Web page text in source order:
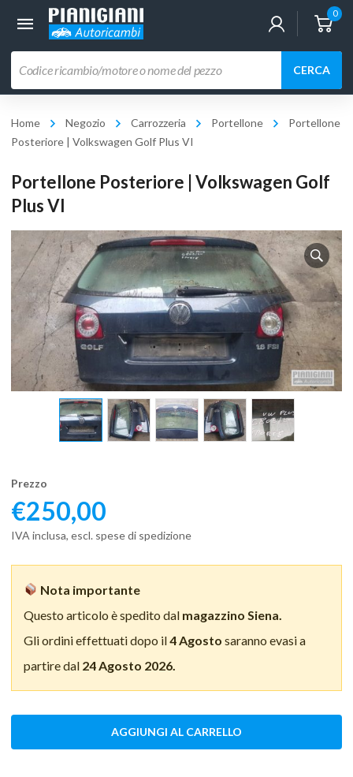
0
prodotti
CERCA
Home Negozio Carrozzeria Portellone
Portellone
Posteriore | Volkswagen Golf Plus VI
Portellone Posteriore | Volkswagen Golf
Plus VI
Prezzo
€250,00
IVA inclusa, escl. spese di spedizione
Nota importante
Questo articolo è spedito dal magazzino Siena.
Gli ordini effettuati dopo il4 Agosto saranno evasi a
partire dal 24 Agosto 2026.
AGGIUNGI AL CARRELLO